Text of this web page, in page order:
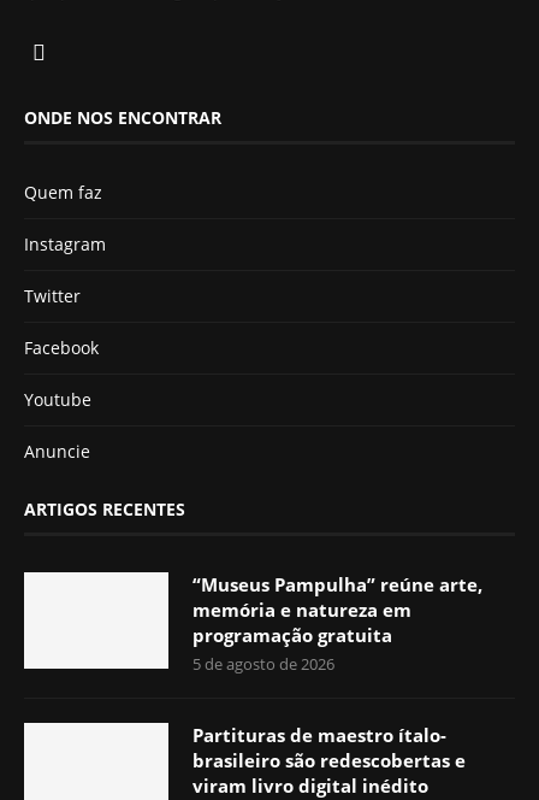
ONDE NOS ENCONTRAR
Quem faz
Instagram
Twitter
Facebook
Youtube
Anuncie
ARTIGOS RECENTES
“Museus Pampulha” reúne arte,
memória e natureza em
programação gratuita
5 de agosto de 2026
Partituras de maestro ítalo-
brasileiro são redescobertas e
viram livro digital inédito